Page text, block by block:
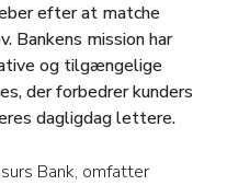
efter at matche
Bankens mission har
og tilgængelige
der forbedrer kunders
dagligdag lettere.
Bank, omfatter